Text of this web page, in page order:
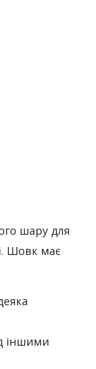
шару для
Шовк має
іншими